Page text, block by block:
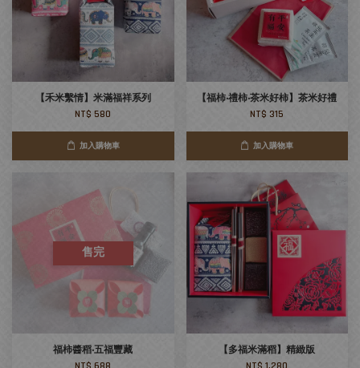
【禾米繫情】米滿福祥系列
NT$ 580
加入購物車
【福柿‧禮柿‧茶米好柿】茶米好禮
NT$ 315
加入購物車
售完
福柿醬稻‧五福豐藏
【多福米滿稻】精緻版